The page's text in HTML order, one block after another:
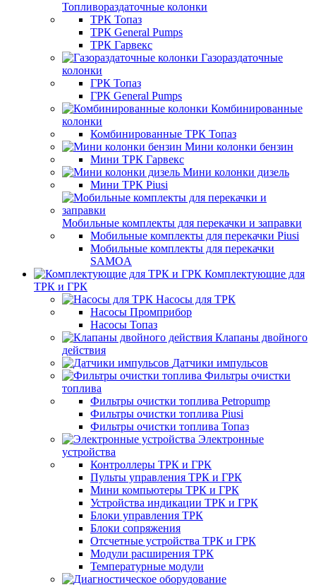
Топливораздаточные колонки
ТРК Топаз
ТРК General Pumps
ТРК Гарвекс
Газораздаточные
колонки
ГРК Топаз
ГРК General Pumps
Комбинированные
колонки
Комбинированные ТРК Топаз
Мини колонки бензин
Мини ТРК Гарвекс
Мини колонки дизель
Мини ТРК Piusi
Мобильные комплекты для перекачки и заправки
Мобильные комплекты для перекачки Piusi
Мобильные комплекты для перекачки
SAMOA
Комплектующие для
ТРК и ГРК
Насосы для ТРК
Насосы Промприбор
Насосы Топаз
Клапаны двойного
действия
Датчики импульсов
Фильтры очистки
топлива
Фильтры очистки топлива Petropump
Фильтры очистки топлива Piusi
Фильтры очистки топлива Топаз
Электронные
устройства
Контроллеры ТРК и ГРК
Пульты управления ТРК и ГРК
Мини компьютеры ТРК и ГРК
Устройства индикации ТРК и ГРК
Блоки управления ТРК
Блоки сопряжения
Отсчетные устройства ТРК и ГРК
Модули расширения ТРК
Температурные модули